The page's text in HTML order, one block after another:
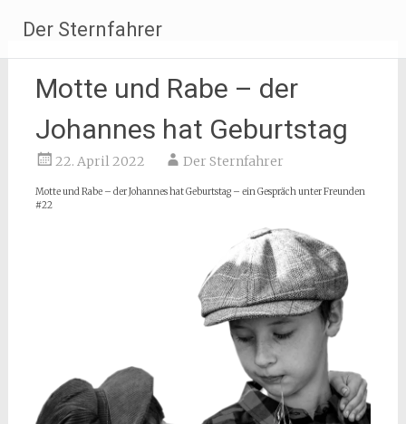
Inhalt
springen
Der Sternfahrer
Motte und Rabe – der
Johannes hat Geburtstag
22. April 2022 Der Sternfahrer
Motte und Rabe – der Johannes hat Geburtstag – ein Gespräch unter Freunden
#22